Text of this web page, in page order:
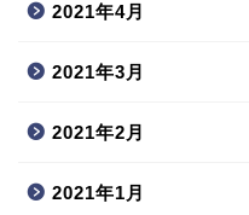
2021年4月
2021年3月
2021年2月
2021年1月